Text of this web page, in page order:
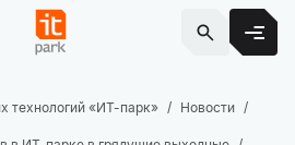
технологий «ИТ-парк»
Новости